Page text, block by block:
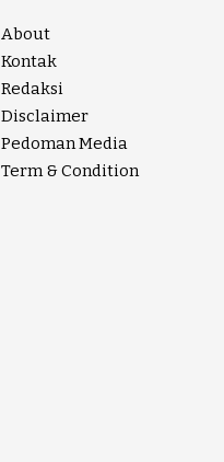
About
Kontak
Redaksi
Disclaimer
Pedoman Media
Term & Condition